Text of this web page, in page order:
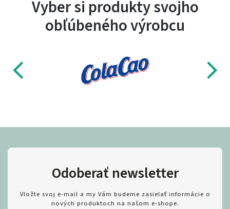
Vyber si produkty svojho
obľúbeného výrobcu
Odoberať newsletter
Vložte svoj e-mail a my Vám budeme zasielať informácie o
nových produktoch na našom e-shope.